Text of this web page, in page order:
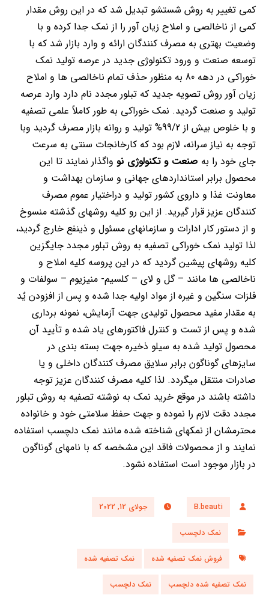
کمی تغییر به روش شستشو تبدیل شد که در این روش مقدار
کمی از ناخالصی و املاح زیان آور را از نمک جدا کرده و با
وضعیت بهتری به مصرف کنندگان ارائه و وارد بازار شد که با
توسعه صنعت و ورود تکنولوژی جدید در عرصه تولید نمک
خوراکی در دهه 80 به منظور حذف تمام ناخالصی ها و املاح
زیان آور روش تصویه جدید که تبلور مجدد نام دارد وارد عرصه
تولید و صنعت گردید. نمک خوراکی به طور کاملاً علمی تصفیه
و با خلوص بیش از 99/2% تولید و روانه بازار مصرف گردید وبا
توجه به نیاز سرانه، لازم بود که کارخانجات سنتی به سرعت
جای خود را به صنعت و تکنولوژی نو واگذار نمایند تا این
محصول برابر استانداردهای جهانی و سازمان بهداشت و
معاونت غذا و داروی کشور تولید و دراختیار عموم مصرف
کنندگان عزیز قرار گیرید. از این رو کلیه روشهای گذشته منسوخ
و از دستور کار ادارات و سازمانهای مسئول و ذینفع خارج گردید،
لذا تولید نمک خوراکی تصفیه به روش تبلور مجدد جایگزین
کلیه روشهای پیشین گردید که در این پروسه کلیه املاح و
ناخالصی ها مانند – گل و لای – کلسیم- منیزیوم – سولفات و
فلزات سنگین و غیره از مواد اولیه جدا شده و پس از افزودن یٌد
به مقدار مفید محصول تولیدی جهت آزمایش، نمونه برداری
شده و پس از تست و کنترل فاکتورهای یاد شده و تأیید آن
محصول تولید شده به سیلو ذخیره جهت بسته بندی در
سایزهای گوناگون برابر سلایق مصرف کنندگان داخلی و یا
صادرات منتقل میگردد. لذا کلیه مصرف کنندگان عزیز توجه
داشته باشند در موقع خرید نمک به نوشته تصفیه به روش تبلور
مجدد دقت لازم را نموده و جهت حفظ سلامتی خود و خانواده
محترمشان از نمکهای شناخته شده مانند نمک دلچسب استفاده
نمایند و از محصولات فاقد این مشخصه که با نامهای گوناگون
در بازار موجود است استفاده نشود.
B.beauti جولای 12, 2022
نمک دلچسب
فروش نمک تصفیه شده نمک تصفیه شده
نمک تصفیه شده دلچسب نمک دلچسب